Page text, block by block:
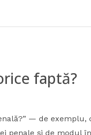
faptă?
— de exemplu,
penale și de modul